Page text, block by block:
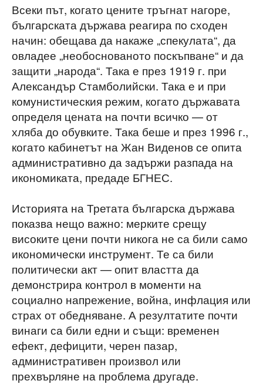
Всеки път, когато цените тръгнат нагоре,
българската държава реагира по сходен
начин: обещава да накаже „спекулата“, да
овладее „необоснованото поскъпване“ и да
защити „народа“. Така е през 1919 г. при
Александър Стамболийски. Така е и при
комунистическия режим, когато държавата
определя цената на почти всичко — от
хляба до обувките. Така беше и през 1996 г.,
когато кабинетът на Жан Виденов се опита
административно да задържи разпада на
икономиката, предаде БГНЕС.
Историята на Третата българска държава
показва нещо важно: мерките срещу
високите цени почти никога не са били само
икономически инструмент. Те са били
политически акт — опит властта да
демонстрира контрол в моменти на
социално напрежение, война, инфлация или
страх от обедняване. А резултатите почти
винаги са били едни и същи: временен
ефект, дефицити, черен пазар,
административен произвол или
прехвърляне на проблема другаде.